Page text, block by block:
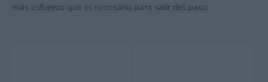
más esfuerzo que el necesario para salir del paso.